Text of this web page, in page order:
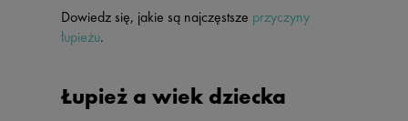
Dowiedz się, jakie są najczęstsze przyczyny
łupieżu.
Łupież a wiek dziecka